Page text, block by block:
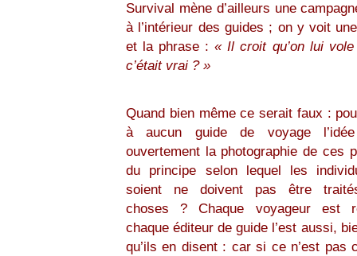
Survival mène d’ailleurs une
à l’intérieur des guides ; on y voit
et la phrase :« Il croit qu’on lui
c’était vrai ? »
Quand bien même ce serait faux :
à aucun guide de voyage
ouvertement la photographie de ces
du principe selon lequel les
soient ne doivent pas être
choses ? Chaque voyageur est
chaque éditeur de guide l’est aussi,
qu’ils en disent : car si ce n’est pas